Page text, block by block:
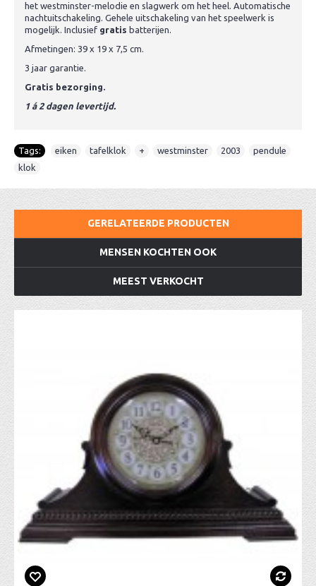
het westminster-melodie en slagwerk om het heel. Automatische
nachtuitschakeling. Gehele uitschakeling van het speelwerk is
mogelijk. Inclusief gratis batterijen.
Afmetingen: 39 x 19 x 7,5 cm.
3 jaar garantie.
Gratis bezorging.
1 á 2 dagen levertijd.
Tags: eiken tafelklok + westminster 2003 pendule
klok
GERELATEERDE PRODUCTEN
MENSEN KOCHTEN OOK
MEEST VERKOCHT